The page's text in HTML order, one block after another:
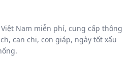
Nam miễn phí, cung cấp thông
can chi, con giáp, ngày tốt xấu